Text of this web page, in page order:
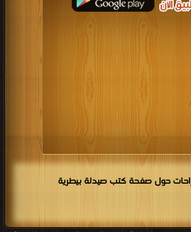
حول صفحة كتب صيدلة بيطرية